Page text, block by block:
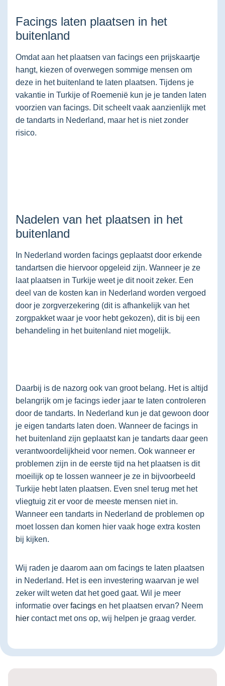
Facings laten plaatsen in het
buitenland
Omdat aan het plaatsen van facings een prijskaartje
hangt, kiezen of overwegen sommige mensen om
deze in het buitenland te laten plaatsen. Tijdens je
vakantie in Turkije of Roemenië kun je je tanden laten
voorzien van facings. Dit scheelt vaak aanzienlijk met
de tandarts in Nederland, maar het is niet zonder
risico.
Nadelen van het plaatsen in het
buitenland
In Nederland worden facings geplaatst door erkende
tandartsen die hiervoor opgeleid zijn. Wanneer je ze
laat plaatsen in Turkije weet je dit nooit zeker. Een
deel van de kosten kan in Nederland worden vergoed
door je zorgverzekering (dit is afhankelijk van het
zorgpakket waar je voor hebt gekozen), dit is bij een
behandeling in het buitenland niet mogelijk.
Daarbij is de nazorg ook van groot belang. Het is altijd
belangrijk om je facings ieder jaar te laten controleren
door de tandarts. In Nederland kun je dat gewoon door
je eigen tandarts laten doen. Wanneer de facings in
het buitenland zijn geplaatst kan je tandarts daar geen
verantwoordelijkheid voor nemen. Ook wanneer er
problemen zijn in de eerste tijd na het plaatsen is dit
moeilijk op te lossen wanneer je ze in bijvoorbeeld
Turkije hebt laten plaatsen. Even snel terug met het
vliegtuig zit er voor de meeste mensen niet in.
Wanneer een tandarts in Nederland de problemen op
moet lossen dan komen hier vaak hoge extra kosten
bij kijken.
Wij raden je daarom aan om facings te laten plaatsen
in Nederland. Het is een investering waarvan je wel
zeker wilt weten dat het goed gaat. Wil je meer
informatie over facings en het plaatsen ervan? Neem
hier contact met ons op, wij helpen je graag verder.